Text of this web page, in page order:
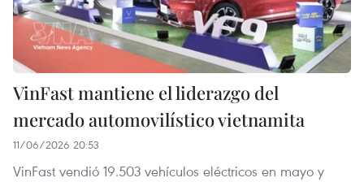
VinFast mantiene el liderazgo del
mercado automovilístico vietnamita
11/06/2026 20:53
VinFast vendió 19.503 vehículos eléctricos en mayo y